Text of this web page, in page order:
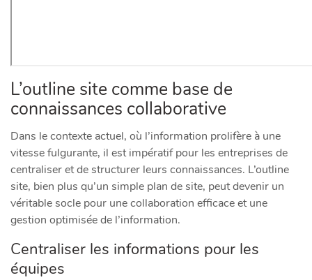
L’outline site comme base de
connaissances collaborative
Dans le contexte actuel, où l’information prolifère à une
vitesse fulgurante, il est impératif pour les entreprises de
centraliser et de structurer leurs connaissances. L’outline
site, bien plus qu’un simple plan de site, peut devenir un
véritable socle pour une collaboration efficace et une
gestion optimisée de l’information.
Centraliser les informations pour les
équipes